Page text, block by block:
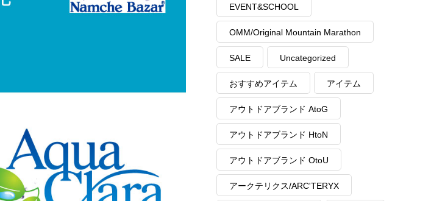
EVENT&SCHOOL
OMM/Original Mountain Marathon
SALE Uncategorized
おすすめアイテム アイテム
アウトドアブランド AtoG
アウトドアブランド HtoN
アウトドアブランド OtoU
アークテリクス/ARC'TERYX